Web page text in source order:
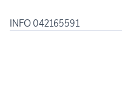
INFO 042165591